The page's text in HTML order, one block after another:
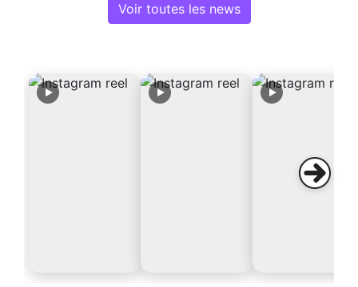
Voir toutes les news